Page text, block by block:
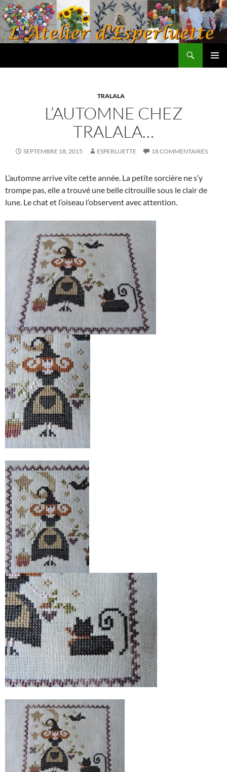
Aller
au
contenu
TRALALA
L’AUTOMNE CHEZ
TRALALA…
SEPTEMBRE 18, 2015 ESPERLUETTE 18 COMMENTAIRES
L’automne arrive vite cette année. La petite sorcière ne s’y
trompe pas, elle a trouvé une belle citrouille sous le clair de
lune. Le chat et l’oiseau l’observent avec attention.